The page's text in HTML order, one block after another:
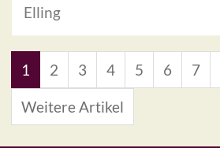
Elling
1 2 3 4 5 6 7
Weitere Artikel